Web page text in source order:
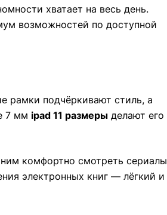
хватает на весь день.
возможностей по доступной
рамки подчёркивают стиль, а
7 мм ipad 11 размеры делают его
комфортно смотреть сериалы
электронных книг — лёгкий и